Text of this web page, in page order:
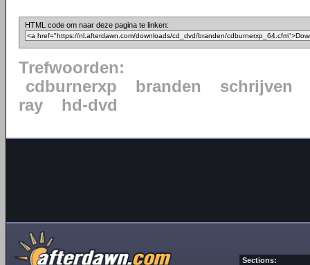
HTML code om naar deze pagina te linken:
Trefwoorden:
cdburnerxp
branden
schrijven
ray
hd-dvd
Sections: